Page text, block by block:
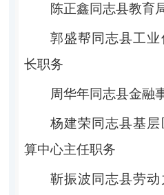
陈正鑫同志县教育
郭盛帮同志县工
长职务
周华年同志县金融
杨建荣同志县基
算中心主任职务
靳振波同志县劳